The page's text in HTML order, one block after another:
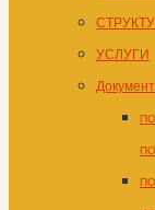
УСЛУГИ